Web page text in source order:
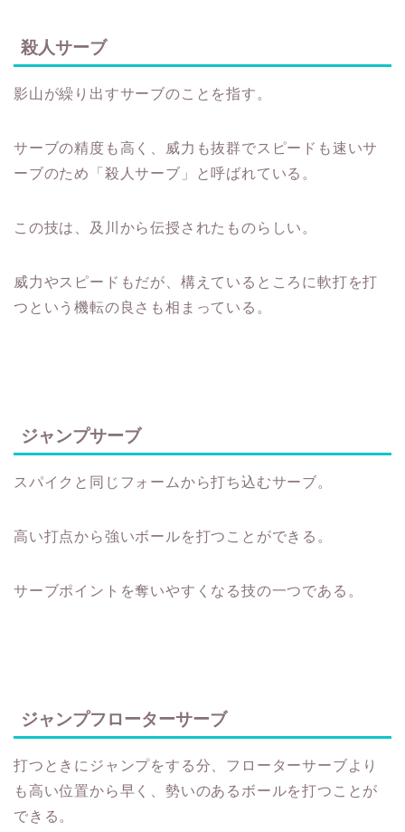
殺人サーブ
影山が繰り出すサーブのことを指す。
サーブの精度も高く、威力も抜群でスピードも速いサ
ーブのため「殺人サーブ」と呼ばれている。
この技は、及川から伝授されたものらしい。
威力やスピードもだが、構えているところに軟打を打
つという機転の良さも相まっている。
ジャンプサーブ
スパイクと同じフォームから打ち込むサーブ。
高い打点から強いボールを打つことができる。
サーブポイントを奪いやすくなる技の一つである。
ジャンプフローターサーブ
打つときにジャンプをする分、フローターサーブより
も高い位置から早く、勢いのあるボールを打つことが
できる。